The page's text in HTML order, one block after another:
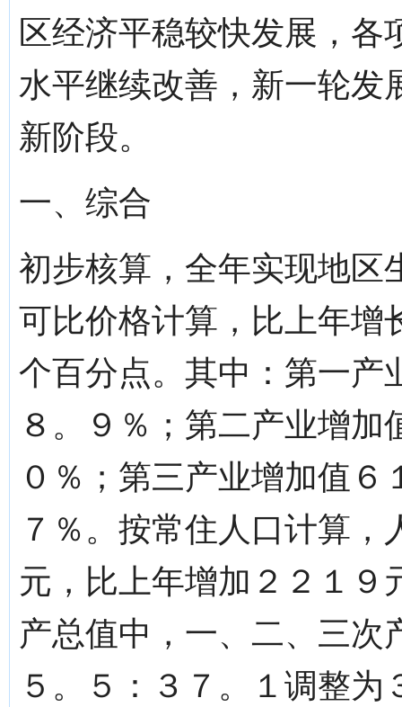
区经济平稳较快发展，
水平继续改善，新一轮发
新阶段。
一、综合
初步核算，全年实现地区
可比价格计算，比上年增
个百分点。其中：第一产
８。９％；第二产业增
０％；第三产业增加值
７％。按常住人口计算
元，比上年增加２２１９
产总值中，一、二、三次
５。５：３７。１调整